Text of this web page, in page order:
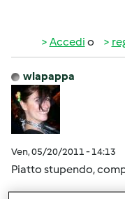
Accedi o
wlapappa
Ven, 05/20/2011 - 14:13
Piatto stupendo,